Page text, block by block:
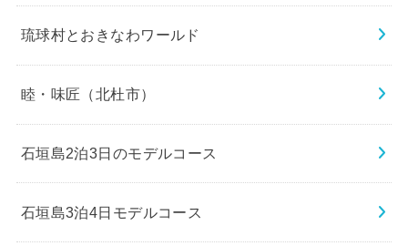
琉球村とおきなわワールド
睦・味匠（北杜市）
石垣島2泊3日のモデルコース
石垣島3泊4日モデルコース